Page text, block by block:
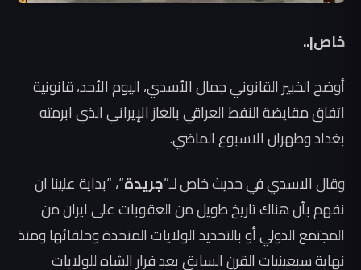
خاص|..
أوضح الخبير القانوني جمال الأسدي، اليوم الأحد، قانونية
اتفاق مقايضة النفط العراقي بالغاز الإيراني الذي ابرمته
بغداد وطهران الاسبوع الماضي.
وقال الاسدي في حديث خاص لـ”جريدة“، “بداية علينا ان
نفهم بأن هناك تاريخ طويل من العقوبات على ايران من
المجتمع الدولي أو بالتحديد الولايات المتحدة وحلفائها ومنذ
نهاية سبعينيات القرن السابق بعد فرار الشاه للولايات